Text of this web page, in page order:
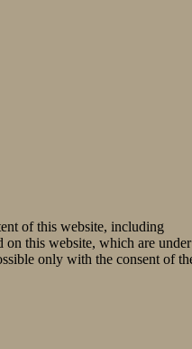
of this website, including
this website, which are under
only with the consent of